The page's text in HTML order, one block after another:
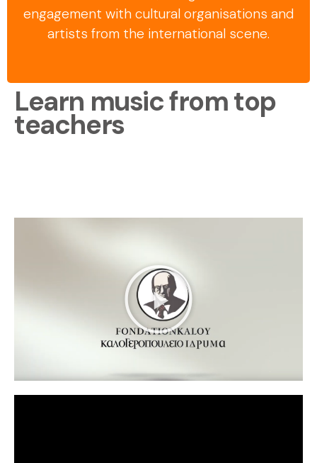
Learn music from top
teachers
engagement with cultural organisations and
artists from the international scene.